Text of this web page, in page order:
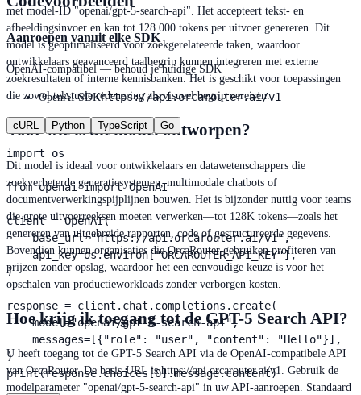
met model-ID "openai/gpt-5-search-api". Het accepteert tekst- en
afbeeldingsinvoer en kan tot 128.000 tokens per uitvoer genereren. Dit
model is geoptimaliseerd voor zoekgerelateerde taken, waardoor
ontwikkelaars geavanceerd taalbegrip kunnen integreren met externe
zoekresultaten of interne kennisbanken. Het is geschikt voor toepassingen
die zowel tekstuele redenering als visueel begrip vereisen.
Voor wie is dit model ontworpen?
Dit model is ideaal voor ontwikkelaars en datawetenschappers die
zoekverbeterde generatiesystemen, multimodale chatbots of
documentverwerkingspijplijnen bouwen. Het is bijzonder nuttig voor teams
die grote uitvoerreeksen moeten verwerken—tot 128K tokens—zoals het
genereren van uitgebreide rapporten, code of gestructureerde gegevens.
Bovendien kunnen organisaties die OrcaRouter gebruiken profiteren van
prijzen zonder opslag, waardoor het een eenvoudige keuze is voor het
opschalen van productieworkloads zonder verborgen kosten.
Hoe krijg ik toegang tot de GPT-5 Search API?
U heeft toegang tot de GPT-5 Search API via de OpenAI-compatibele API
van OrcaRouter. De basis-URL is https://api.orcarouter.ai/v1. Gebruik de
modelparameter "openai/gpt-5-search-api" in uw API-aanroepen. Standaard
Aanroepen vanuit elke SDK
OpenAI-compatibel — behoud je huidige SDK
OpenAI SDKhttps://api.orcarouter.ai/v1
cURL Python TypeScript Go
import os
from openai import OpenAI
client = OpenAI(
    base_url="https://api.orcarouter.ai/v1",
    api_key=os.environ["ORCAROUTER_API_KEY"],
)
response = client.chat.completions.create(
    model="openai/gpt-5-search-api",
    messages=[{"role": "user", "content": "Hello"}],
)
print(response.choices[0].message.content)